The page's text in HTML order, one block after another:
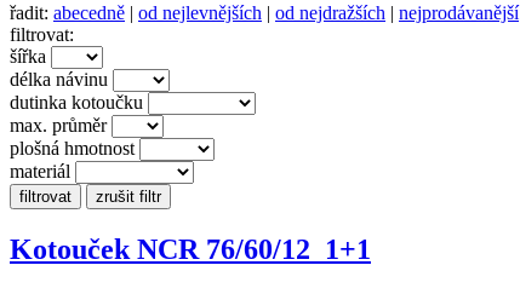
řadit: abecedně | od nejlevnějších | od nejdražších | nejprodávanější
filtrovat:
šířka
délka návinu
dutinka kotoučku
max. průměr
plošná hmotnost
materiál
Kotouček NCR 76/60/12_1+1